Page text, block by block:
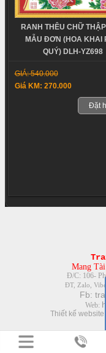
RANH THÊU CHỮ
MẪU ĐƠN (HOA KHAI
QUÝ) DLH-YZ698
GIÁ: 540.000
Giá KM: 270.000
Đặt
Mang
Đ/C: 106-
ĐT, Zalo,
Fb:
Web:
Thiết kế website